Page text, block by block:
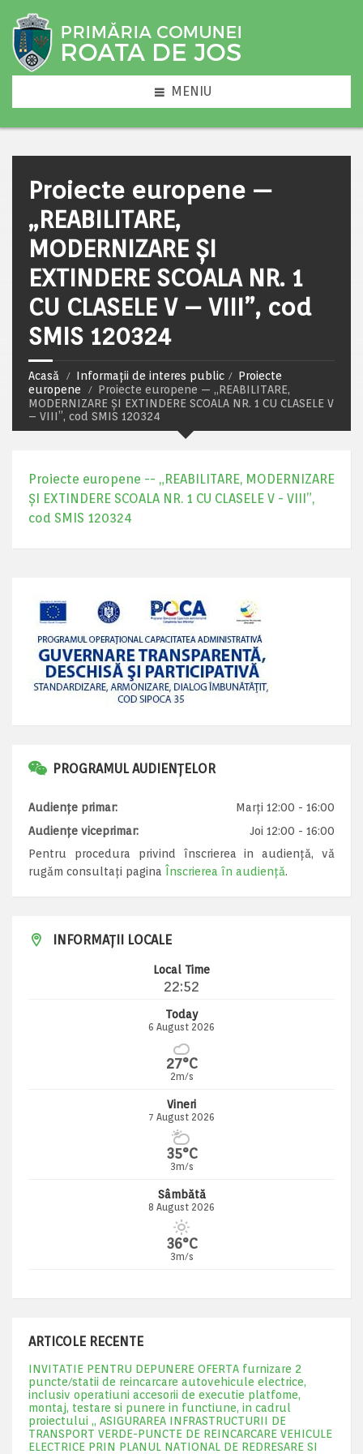
MENIU
Proiecte europene —
„REABILITARE,
MODERNIZARE ȘI
EXTINDERE SCOALA NR. 1
CU CLASELE V – VIII”, cod
SMIS 120324
Acasă Informații de interes public
Proiecte
europene
Proiecte europene — „REABILITARE,
MODERNIZARE ȘI EXTINDERE SCOALA NR. 1 CU CLASELE V
– VIII”, cod SMIS 120324
Proiecte europene -- „REABILITARE, MODERNIZARE
ȘI EXTINDERE SCOALA NR. 1 CU CLASELE V - VIII”,
cod SMIS 120324
PROGRAMUL AUDIENȚELOR
Audiențe primar:
Marți 12:00 - 16:00
Audiențe viceprimar:
Joi 12:00 - 16:00
Pentru procedura privind înscrierea in audiență, vă
rugăm consultați pagina Înscrierea în audiență.
INFORMAȚII LOCALE
Local Time
22:52
Today
6 August 2026
27°C
2m/s
Vineri
7 August 2026
35°C
3m/s
Sâmbătă
8 August 2026
36°C
3m/s
ARTICOLE RECENTE
INVITATIE PENTRU DEPUNERE OFERTA furnizare 2
puncte/statii de reincarcare autovehicule electrice,
inclusiv operatiuni accesorii de executie platfome,
montaj, testare si punere in functiune, in cadrul
proiectului „ ASIGURAREA INFRASTRUCTURII DE
TRANSPORT VERDE-PUNCTE DE REINCARCARE VEHICULE
ELECTRICE PRIN PLANUL NATIONAL DE REDRESARE SI